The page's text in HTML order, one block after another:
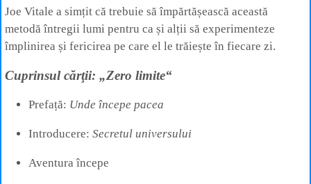
Joe Vitale a simțit că trebuie să împărtășească această
metodă întregii lumi pentru ca și alții să experimenteze
împlinirea și fericirea pe care el le trăiește în fiecare zi.
Cuprinsul cărţii: „Zero limite“
Prefață: Unde începe pacea
Introducere: Secretul universului
Aventura începe